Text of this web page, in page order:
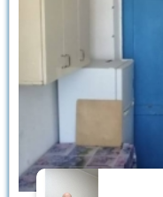
Комнаты: